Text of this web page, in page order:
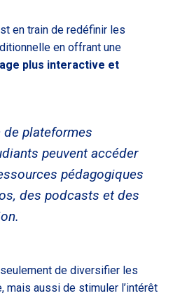
en train de redéfinir les
en offrant une
plus interactive et
de plateformes
peuvent accéder
pédagogiques
des podcasts et des
de diversifier les
mais aussi de stimuler l’intérêt